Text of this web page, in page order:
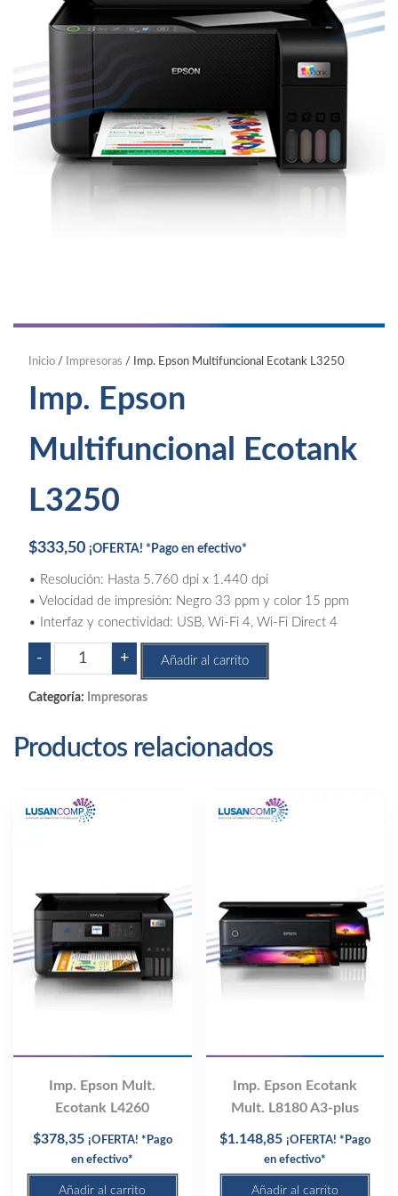
Inicio/ Impresoras / Imp. Epson Multifuncional Ecotank L3250
Imp. Epson
Multifuncional Ecotank
L3250
$333,50 ¡OFERTA! *Pago en efectivo*
• Resolución: Hasta 5.760 dpi x 1.440 dpi
• Velocidad de impresión: Negro 33 ppm y color 15 ppm
• Interfaz y conectividad: USB, Wi-Fi 4, Wi-Fi Direct 4
-
Imp.
Epson
Multifuncional
L3250
cantidad
+ Añadir al carrito
Categoría: Impresoras
Productos relacionados
Imp. Epson Mult.
Ecotank L4260
$378,35 ¡OFERTA! *Pago
en efectivo*
Añadir al carrito
Imp. Epson Ecotank
Mult. L8180 A3-plus
$1.148,85 ¡OFERTA! *Pago
en efectivo*
Añadir al carrito